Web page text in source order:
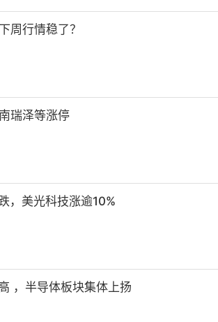
周行情稳了？
瑞泽等涨停
，美光科技涨逾10%
，半导体板块集体上扬